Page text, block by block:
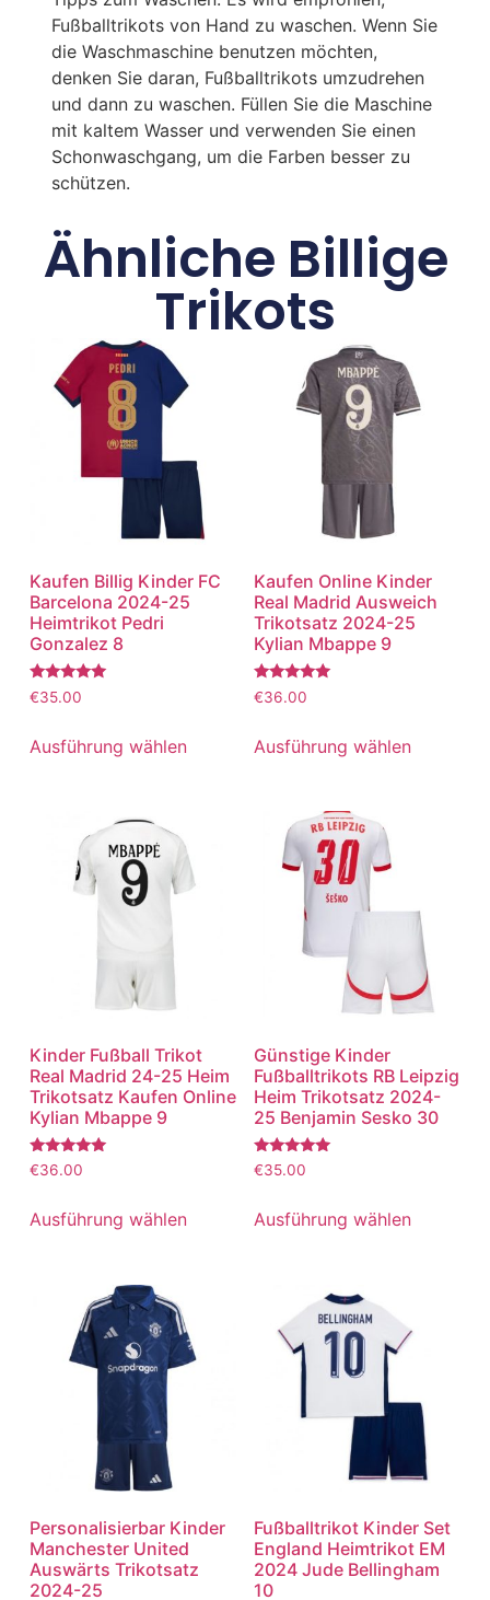
Fußballtrikots von Hand zu waschen. Wenn Sie
die Waschmaschine benutzen möchten,
denken Sie daran, Fußballtrikots umzudrehen
und dann zu waschen. Füllen Sie die Maschine
mit kaltem Wasser und verwenden Sie einen
Schonwaschgang, um die Farben besser zu
schützen.
Ähnliche Billige
Trikots
Kaufen Billig Kinder FC
Barcelona 2024-25
Heimtrikot Pedri
Gonzalez 8
Bewertet
mit
€35.00
Ausführung wählen
Kaufen Online Kinder
Real Madrid Ausweich
Trikotsatz 2024-25
Kylian Mbappe 9
Bewertet
mit
€36.00
Ausführung wählen
Kinder Fußball Trikot
Real Madrid 24-25 Heim
Trikotsatz Kaufen Online
Kylian Mbappe 9
Bewertet
mit
von 5
€36.00
Ausführung wählen
Günstige Kinder
Fußballtrikots RB Leipzig
Heim Trikotsatz 2024-
25 Benjamin Sesko 30
Bewertet
mit
von 5
€35.00
Ausführung wählen
Personalisierbar Kinder
Manchester United
Auswärts Trikotsatz
2024-25
Fußballtrikot Kinder Set
England Heimtrikot EM
2024 Jude Bellingham
10